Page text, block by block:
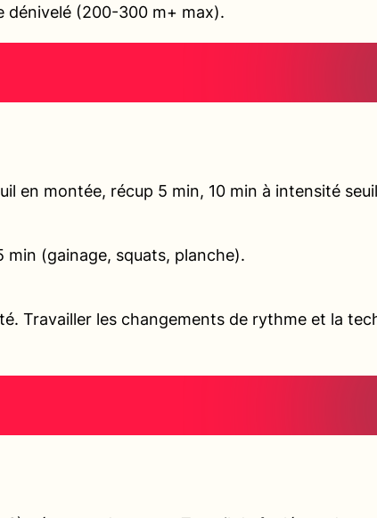
dénivelé (200-300 m+ max).
en montée, récup 5 min, 10 min à intensité
min (gainage, squats, planche).
Travailler les changements de rythme et la